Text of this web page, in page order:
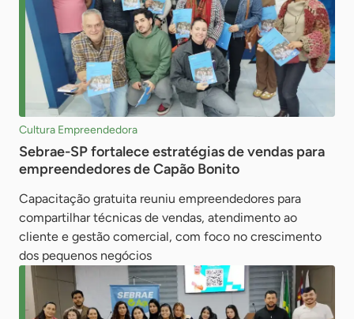
Cultura Empreendedora
Sebrae-SP fortalece estratégias de vendas para
empreendedores de Capão Bonito
Capacitação gratuita reuniu empreendedores para
compartilhar técnicas de vendas, atendimento ao
cliente e gestão comercial, com foco no crescimento
dos pequenos negócios